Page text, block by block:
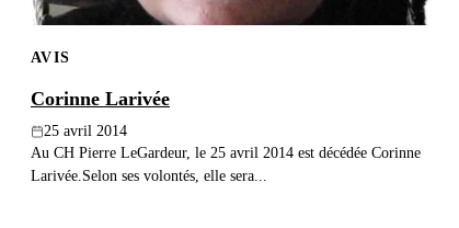
AVIS
Corinne Larivée
25 avril 2014
Au CH Pierre LeGardeur, le 25 avril 2014 est décédée Corinne
Larivée.Selon ses volontés, elle sera...